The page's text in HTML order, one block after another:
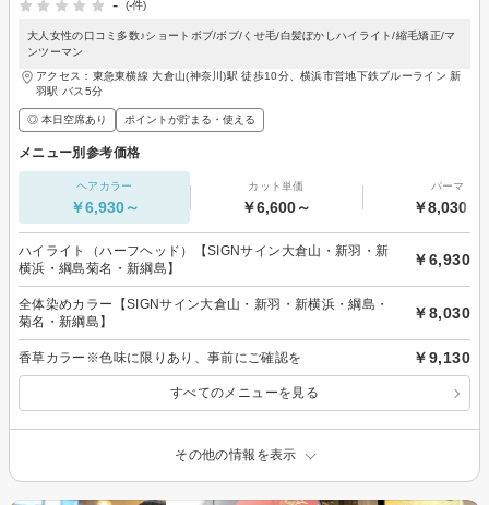
-
(-件)
大人女性の口コミ多数♪ショートボブ/ボブ/くせ毛/白髪ぼかしハイライト/縮毛矯正/マ
ンツーマン
アクセス：東急東横線 大倉山(神奈川)駅 徒歩10分、横浜市営地下鉄ブルーライン 新
羽駅 バス5分
◎ 本日空席あり ポイントが貯まる・使える
メニュー別参考価格
ヘアカラー
￥6,930～
カット単価
￥6,600～
パーマ
￥8,030～
ハイライト（ハーフヘッド）【SIGNサイン大倉山・新羽・新
横浜・綱島菊名・新綱島】
￥6,930
全体染めカラー【SIGNサイン大倉山・新羽・新横浜・綱島・
菊名・新綱島】
￥8,030
香草カラー※色味に限りあり、事前にご確認を ￥9,130
すべてのメニューを見る
その他の情報を表示